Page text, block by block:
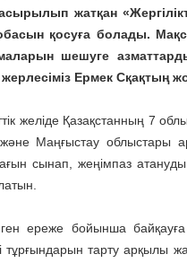
жатқан
қосуға болады.
шешуге
Ермек Сқақтың
желіде Қазақстанның 7
Маңғыстау облыстары
сынап, жеңімпаз
ереже бойынша
тұрғындарын тарту арқылы